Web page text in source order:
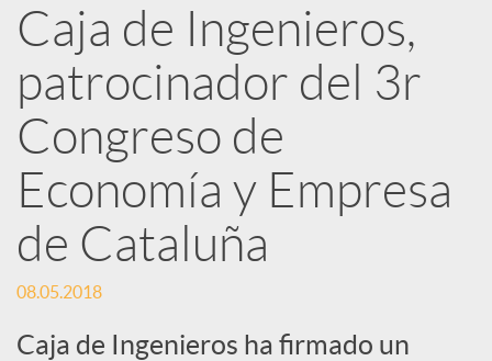
e
d
e
s
S
Caja de Ingenieros,
patrocinador del 3r
Congreso de
Economía y Empresa
de Cataluña
08.05.2018
Caja de Ingenieros ha firmado un